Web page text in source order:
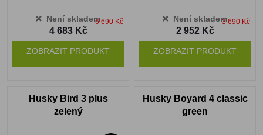
Není skladem6 690 Kč
4 683 Kč
ZOBRAZIT PRODUKT
Není skladem3 690 Kč
2 952 Kč
ZOBRAZIT PRODUKT
Husky Bird 3 plus
zelený
Husky Boyard 4 classic
green